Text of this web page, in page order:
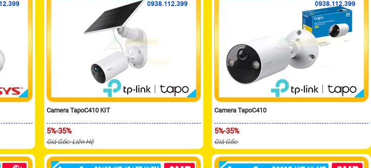
Camera TapoC410 KIT
5%-35%
Giá Gốc: Liên Hệ
Camera TapoC410
5%-35%
Giá Gốc: